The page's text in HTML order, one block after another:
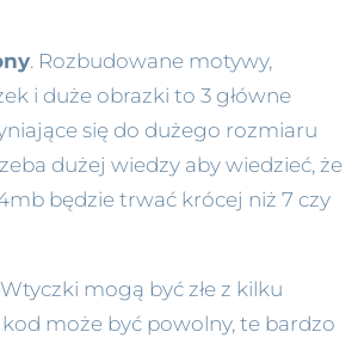
. Rozbudowane motywy,
i duże obrazki to 3 główne
się do dużego rozmiaru
dużej wiedzy aby wiedzieć, że
będzie trwać krócej niż 7 czy
Wtyczki mogą być złe z kilku
może być powolny, te bardzo